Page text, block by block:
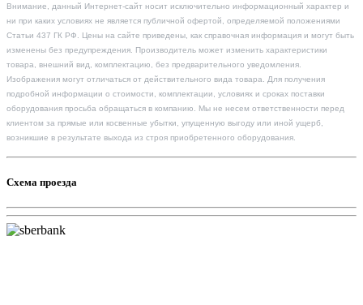
Внимание, данный Интернет-сайт носит исключительно информационный характер и
ни при каких условиях не является публичной офертой, определяемой положениями
Статьи 437 ГК РФ. Цены на сайте приведены, как справочная информация и могут быть
изменены без предупреждения. Производитель может изменить характеристики
товара, внешний вид, комплектацию, без предварительного уведомления.
Изображения могут отличаться от действительного вида товара. Для получения
подробной информации о стоимости, комплектации, условиях и сроках поставки
оборудования просьба обращаться в компанию. Мы не несем ответственности перед
клиентом за прямые или косвенные убытки, упущенную выгоду или иной ущерб,
возникшие в результате выхода из строя приобретенного оборудования.
Схема проезда